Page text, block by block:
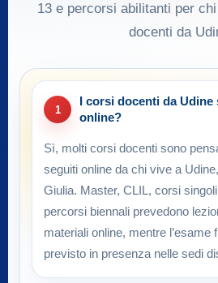
13 e percorsi abilitanti per
docenti da
1
I corsi docenti da Udine
online?
Sì, molti corsi docenti sono
seguiti online da chi vive a
Giulia. Master, CLIL, corsi
percorsi biennali prevedono
materiali online, mentre l’esame
previsto in presenza nelle sedi